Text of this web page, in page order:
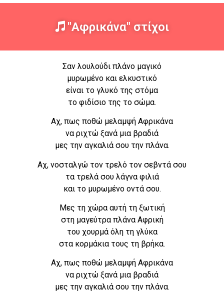
"Αφρικάνα" στίχοι
Σαν λουλούδι πλάνο μαγικό
μυρωμένο και ελκυστικό
είναι το γλυκό της στόμα
το φιδίσιο της το σώμα.
Αχ, πως ποθώ μελαμψή Αφρικάνα
να ριχτώ ξανά μια βραδιά
μες την αγκαλιά σου την πλάνα.
Αχ, νοσταλγώ τον τρελό τον σεβντά σου
τα τρελά σου λάγνα φιλιά
και το μυρωμένο οντά σου.
Μες τη χώρα αυτή τη ξωτική
στη μαγεύτρα πλάνα Αφρική
του χουρμά όλη τη γλύκα
στα κορμάκια τους τη βρήκα.
Αχ, πως ποθώ μελαμψή Αφρικάνα
να ριχτώ ξανά μια βραδιά
μες την αγκαλιά σου την πλάνα.